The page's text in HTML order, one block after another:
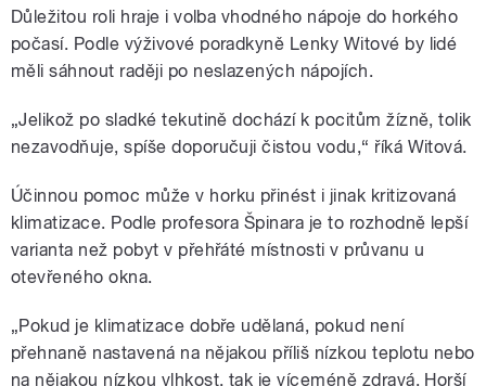
Důležitou roli hraje i volba vhodného nápoje do horkého
počasí. Podle výživové poradkyně Lenky Witové by lidé
měli sáhnout raději po neslazených nápojích.
„Jelikož po sladké tekutině dochází k pocitům žízně, tolik
nezavodňuje, spíše doporučuji čistou vodu,“ říká Witová.
Účinnou pomoc může v horku přinést i jinak kritizovaná
klimatizace. Podle profesora Špinara je to rozhodně lepší
varianta než pobyt v přehřáté místnosti v průvanu u
otevřeného okna.
„Pokud je klimatizace dobře udělaná, pokud není
přehnaně nastavená na nějakou příliš nízkou teplotu nebo
na nějakou nízkou vlhkost, tak je víceméně zdravá. Horší